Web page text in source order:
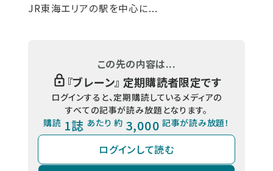
JR東海エリアの駅を中心に...
この先の内容は...
『ブレーン』 定期購読者限定です
ログインすると、定期購読しているメディアの
すべての記事が読み放題となります。
購読 1誌 あたり 約 3,000 記事が読み放題！
ログインして読む